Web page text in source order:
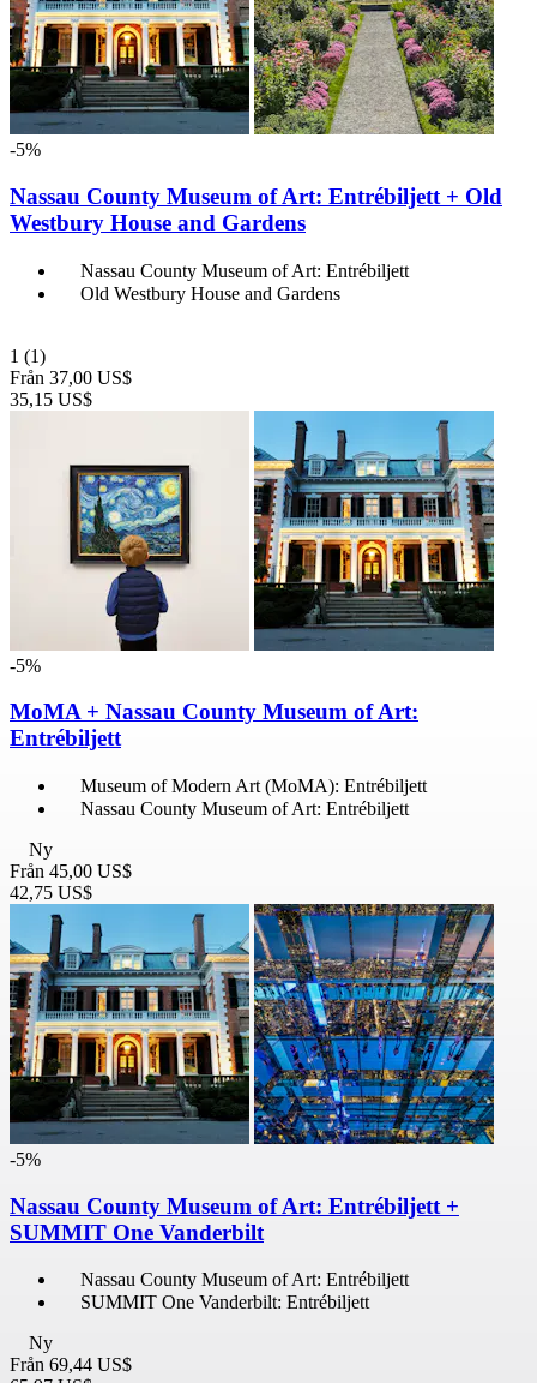
-5%
Nassau County Museum of Art: Entrébiljett + Old
Westbury House and Gardens
Nassau County Museum of Art: Entrébiljett
Old Westbury House and Gardens
1 (1)
Från 37,00 US$
35,15 US$
-5%
MoMA + Nassau County Museum of Art:
Entrébiljett
Museum of Modern Art (MoMA): Entrébiljett
Nassau County Museum of Art: Entrébiljett
Ny
Från 45,00 US$
42,75 US$
-5%
Nassau County Museum of Art: Entrébiljett +
SUMMIT One Vanderbilt
Nassau County Museum of Art: Entrébiljett
SUMMIT One Vanderbilt: Entrébiljett
Ny
Från 69,44 US$